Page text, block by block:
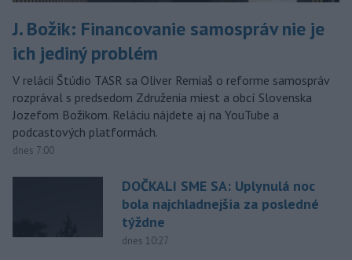
J. Božik: Financovanie samospráv nie je
ich jediný problém
V relácii Štúdio TASR sa Oliver Remiaš o reforme samospráv
rozprával s predsedom Združenia miest a obcí Slovenska
Jozefom Božikom. Reláciu nájdete aj na YouTube a
podcastových platformách.
dnes 7:00
DOČKALI SME SA: Uplynulá noc
bola najchladnejšia za posledné
týždne
dnes 10:27